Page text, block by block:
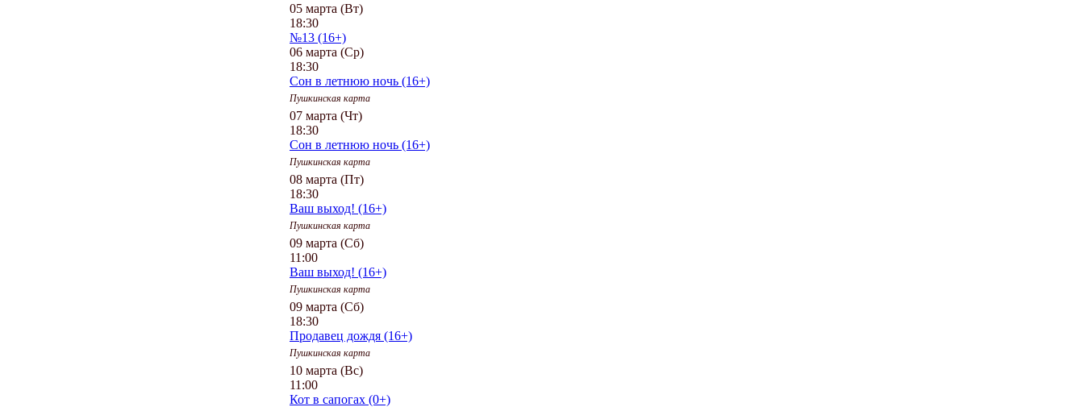
05 марта (Вт)
18:30
№13 (16+)
06 марта (Ср)
18:30
Сон в летнюю ночь (16+)
Пушкинская карта
07 марта (Чт)
18:30
Сон в летнюю ночь (16+)
Пушкинская карта
08 марта (Пт)
18:30
Ваш выход! (16+)
Пушкинская карта
09 марта (Сб)
11:00
Ваш выход! (16+)
Пушкинская карта
09 марта (Сб)
18:30
Продавец дождя (16+)
Пушкинская карта
10 марта (Вс)
11:00
Кот в сапогах (0+)